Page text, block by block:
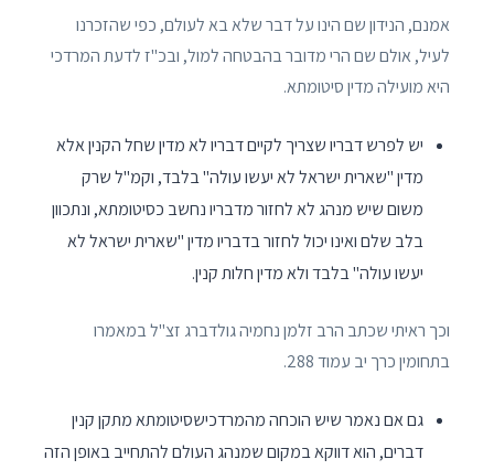
אמנם, הנידון שם הינו על דבר שלא בא לעולם, כפי שהזכרנו
לעיל, אולם שם הרי מדובר בהבטחה למול, ובכ"ז לדעת המרדכי
היא מועילה מדין סיטומתא.
יש לפרש דבריו שצריך לקיים דבריו לא מדין שחל הקנין אלא
מדין "שארית ישראל לא יעשו עולה" בלבד, וקמ"ל שרק
משום שיש מנהג לא לחזור מדבריו נחשב כסיטומתא, ונתכוון
בלב שלם ואינו יכול לחזור בדבריו מדין "שארית ישראל לא
יעשו עולה" בלבד ולא מדין חלות קנין.
וכך ראיתי שכתב הרב זלמן נחמיה גולדברג זצ"ל במאמרו
בתחומין כרך יב עמוד 288.
גם אם נאמר שיש הוכחה מהמרדכישסיטומתא מתקן קנין
דברים, הוא דווקא במקום שמנהג העולם להתחייב באופן הזה